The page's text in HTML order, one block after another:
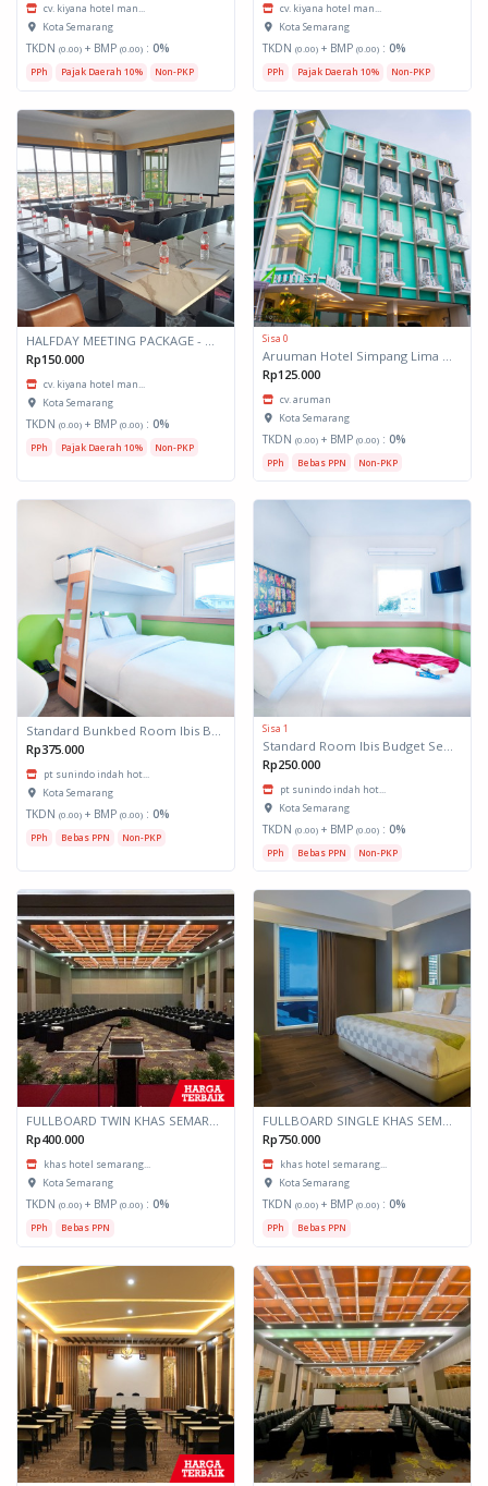
cv. kiyana hotel man...
Kota Semarang
TKDN (0.00) + BMP (0.00) : 0%
PPh Pajak Daerah 10% Non-PKP
cv. kiyana hotel man...
Kota Semarang
TKDN (0.00) + BMP (0.00) : 0%
PPh Pajak Daerah 10% Non-PKP
Rp150.000
cv. kiyana hotel man...
Kota Semarang
TKDN (0.00) + BMP (0.00) : 0%
PPh Pajak Daerah 10% Non-PKP
Sisa 0
Rp125.000
cv. aruman
Kota Semarang
TKDN (0.00) + BMP (0.00) : 0%
PPh Bebas PPN Non-PKP
Rp375.000
pt sunindo indah hot...
Kota Semarang
TKDN (0.00) + BMP (0.00) : 0%
PPh Bebas PPN Non-PKP
Sisa 1
Rp250.000
pt sunindo indah hot...
Kota Semarang
TKDN (0.00) + BMP (0.00) : 0%
PPh Bebas PPN Non-PKP
FULLBOARD TWIN KHAS SEMARANG
Rp400.000
khas hotel semarang...
Kota Semarang
TKDN (0.00) + BMP (0.00) : 0%
PPh Bebas PPN
FULLBOARD SINGLE KHAS SEMARANG
Rp750.000
khas hotel semarang...
Kota Semarang
TKDN (0.00) + BMP (0.00) : 0%
PPh Bebas PPN